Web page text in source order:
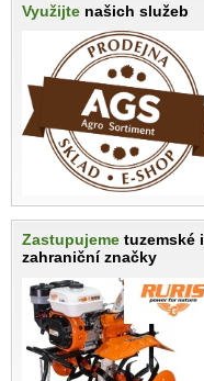
Využijte našich služeb
Zastupujeme tuzemské i
zahraniční značky